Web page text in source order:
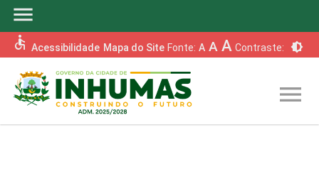
menu
accessible Acessibilidade Mapa do Site Fonte: A A A Contraste: brightness_6
menu